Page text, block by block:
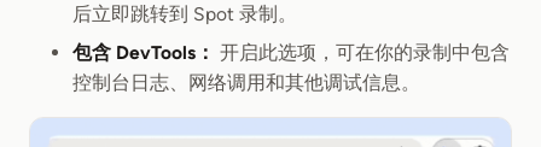
后立即跳转到 Spot 录制。
包含 DevTools： 开启此选项，可在你的录制中包含
控制台日志、网络调用和其他调试信息。